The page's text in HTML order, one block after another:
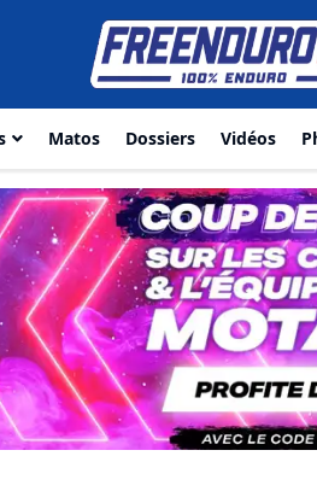
Matos Dossiers Vidéos